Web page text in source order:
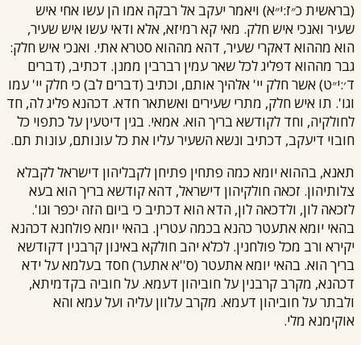
(בראשית כ״ז:י״א) ויאמר יעקב אל רבקה אמו הן עשו אחי איש
שעיר ואנכי איש חלק. מאי קא רמיזא, אלא ודאי עשו איש שעיר,
הוא מההוא דאקרי שעיר, דהא מההוא סטרא אתי. ואנכי איש חלק:
גבר מההוא דפליג לכל שאר עמין רברבין ממנן. דכתיב, (דברים
ד׳:י״ט) אשר חלק יי' אלהיך אותם, וכתיב (דברים לב) כי חלק יי' עמו
וגו'. תו איש חלק, מתרי שעירים ואשתאר חדא. דכהנא פליג לה, חד
לחולקיה, וחד לקודשא בריך הוא. אמאי. בגין דיטעין על כתפוי כל
חובוי דיעקב, דכתיב ונשא השעיר עליו את כל עונותם, עונות תם.
תאנא, בההוא יומא כמה פתחין פתיחן לקבליהון דישראל לקבלא
צלותיהון. זכאה חולקיהון דישראל, דהא קודשא בריך הוא בעא
לזכאה לון, ולדכאה לון, הדא הוא דכתיב כי ביום הזה יכפר וגו'.
בהאי יומא אתעטר כהנא בכמה עטרין. בהאי יומא פולחנא דכהנא
יקירא ורב מכל פולחנין. לכלא יהב חולקא באינון קרבנין דקודשא
בריך הוא. בהאי יומא אתעטר (ס''א אתער) חסד בעלמא על ידא
דכהנא, מקרב קרבנין על חוביהון דעמא. על חוביה בקדמיתא,
ולבתר על חוביהון דעמא. מקרב עלוון עליה ועל עמא והא
אוקימנא מלי.